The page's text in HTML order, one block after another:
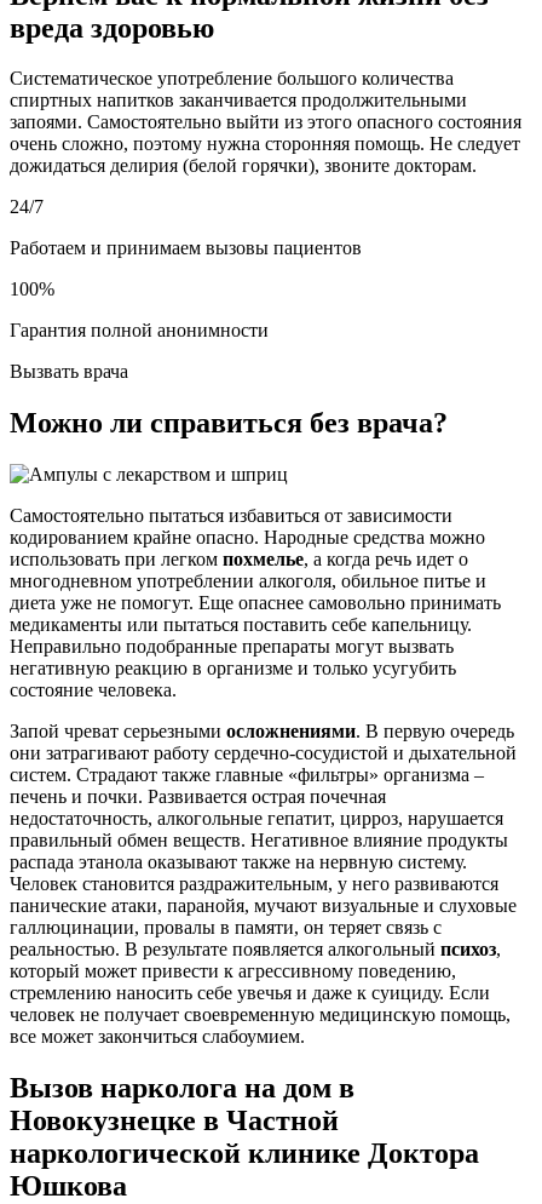
вреда здоровью
Систематическое употребление большого количества
спиртных напитков заканчивается продолжительными
запоями. Самостоятельно выйти из этого опасного состояния
очень сложно, поэтому нужна сторонняя помощь. Не следует
дожидаться делирия (белой горячки), звоните докторам.
24/7
Работаем и принимаем вызовы пациентов
100%
Гарантия полной анонимности
Вызвать врача
Можно ли справиться без врача?
Самостоятельно пытаться избавиться от зависимости
кодированием крайне опасно. Народные средства можно
использовать при легком похмелье, а когда речь идет о
многодневном употреблении алкоголя, обильное питье и
диета уже не помогут. Еще опаснее самовольно принимать
медикаменты или пытаться поставить себе капельницу.
Неправильно подобранные препараты могут вызвать
негативную реакцию в организме и только усугубить
состояние человека.
Запой чреват серьезными осложнениями. В первую очередь
они затрагивают работу сердечно-сосудистой и дыхательной
систем. Страдают также главные «фильтры» организма –
печень и почки. Развивается острая почечная
недостаточность, алкогольные гепатит, цирроз, нарушается
правильный обмен веществ. Негативное влияние продукты
распада этанола оказывают также на нервную систему.
Человек становится раздражительным, у него развиваются
панические атаки, паранойя, мучают визуальные и слуховые
галлюцинации, провалы в памяти, он теряет связь с
реальностью. В результате появляется алкогольный психоз,
который может привести к агрессивному поведению,
стремлению наносить себе увечья и даже к суициду. Если
человек не получает своевременную медицинскую помощь,
все может закончиться слабоумием.
Вызов нарколога на дом в
Новокузнецке в Частной
наркологической клинике Доктора
Юшкова